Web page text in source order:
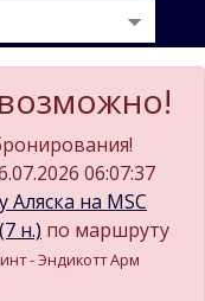
06:07:37
Аляска на MSC
н.) по маршруту
- Эндикотт Арм